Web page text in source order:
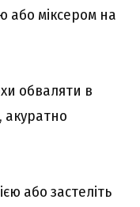
або міксером на
обваляти в
акуратно
або застеліть